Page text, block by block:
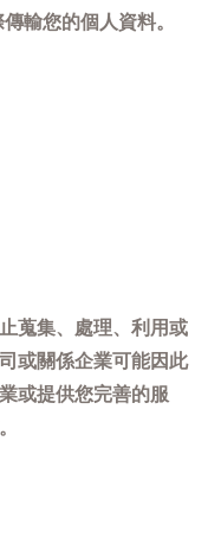
輸您的個人資料。
蒐集、處理、利用或
或關係企業可能因此
或提供您完善的服